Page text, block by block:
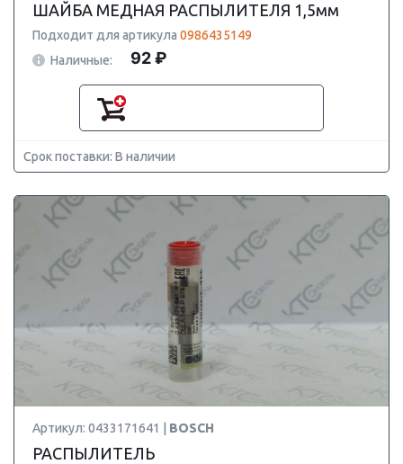
ШАЙБА МЕДНАЯ РАСПЫЛИТЕЛЯ 1,5мм
Подходит для артикула 0986435149
Наличные:
92 ₽
Срок поставки: В наличии
Артикул: 0433171641 | BOSCH
РАСПЫЛИТЕЛЬ